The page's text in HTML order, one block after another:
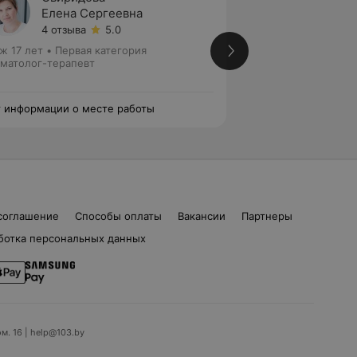
Елена Сергеевна
4 отзыва
5.0
17 лет • Первая категория
терапевт
информации о месте работы
Способы оплаты Вакансии
Партнеры
персональных данных
16 | help@103.by